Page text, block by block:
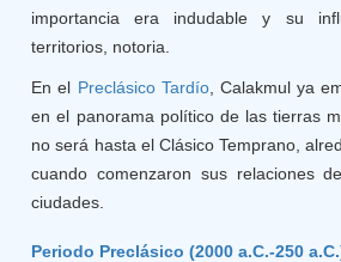
importancia era indudable y su
territorios, notoria.
En el Preclásico Tardío, Calakmul ya
en el panorama político de las tierras
no será hasta el Clásico Temprano,
cuando comenzaron sus relaciones
ciudades.
Periodo Preclásico (2000 a.C.-250